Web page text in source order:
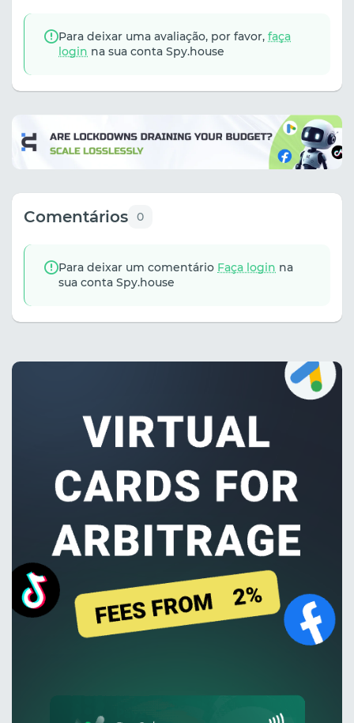
Para deixar uma avaliação, por favor, faça
login na sua conta Spy.house
Comentários 0
Para deixar um comentário Faça login na
sua conta Spy.house